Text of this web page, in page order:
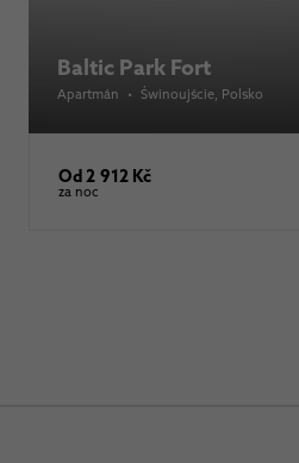
Baltic Park Fort
Apartmán • Świnoujście , Polsko
Od 2 912 Kč
za noc